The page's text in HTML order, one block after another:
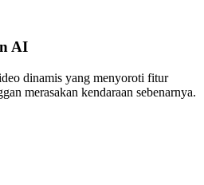
AI
dinamis yang menyoroti fitur
merasakan kendaraan sebenarnya.